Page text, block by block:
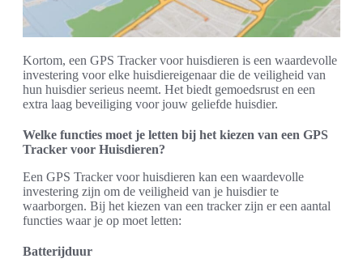
Kortom, een GPS Tracker voor huisdieren is een waardevolle
investering voor elke huisdiereigenaar die de veiligheid van
hun huisdier serieus neemt. Het biedt gemoedsrust en een
extra laag beveiliging voor jouw geliefde huisdier.
Welke functies moet je letten bij het kiezen van een GPS
Tracker voor Huisdieren?
Een GPS Tracker voor huisdieren kan een waardevolle
investering zijn om de veiligheid van je huisdier te
waarborgen. Bij het kiezen van een tracker zijn er een aantal
functies waar je op moet letten:
Batterijduur